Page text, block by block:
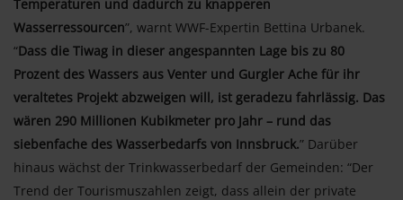
Temperaturen und dadurch zu knapperen
Wasserressourcen”, warnt WWF-Expertin Bettina Urbanek.
“Dass die Tiwag in dieser angespannten Lage bis zu 80
Prozent des Wassers aus Venter und Gurgler Ache für ihr
veraltetes Projekt abzweigen will, ist geradezu fahrlässig. Das
wären 290 Millionen Kubikmeter pro Jahr – rund das
siebenfache des Wasserbedarfs von Innsbruck.” Darüber
hinaus wächst der Trinkwasserbedarf der Gemeinden: “Der
Trend der Tourismuszahlen zeigt, dass allein der private